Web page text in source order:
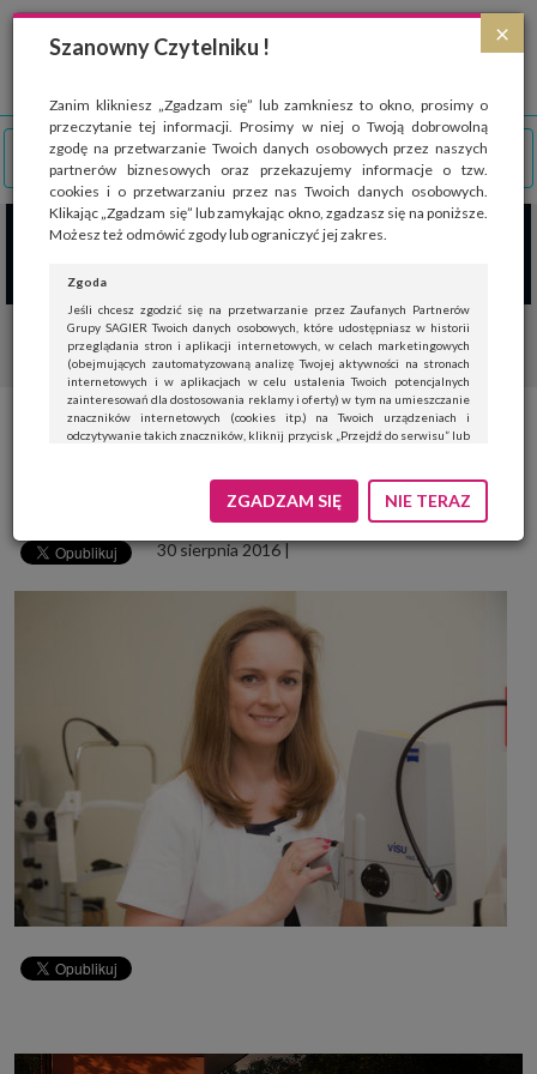
×
Szanowny Czytelniku !
Zanim klikniesz „Zgadzam się” lub zamkniesz to okno, prosimy o
przeczytanie tej informacji. Prosimy w niej o Twoją dobrowolną
zgodę na przetwarzanie Twoich danych osobowych przez naszych
partnerów biznesowych oraz przekazujemy informacje o tzw.
cookies i o przetwarzaniu przez nas Twoich danych osobowych.
Klikając „Zgadzam się” lub zamykając okno, zgadzasz się na poniższe.
Możesz też odmówić zgody lub ograniczyć jej zakres.
Zgoda
Jeśli chcesz zgodzić się na przetwarzanie przez Zaufanych Partnerów
Grupy SAGIER Twoich danych osobowych, które udostępniasz w historii
przeglądania stron i aplikacji internetowych, w celach marketingowych
(obejmujących zautomatyzowaną analizę Twojej aktywności na stronach
internetowych i w aplikacjach w celu ustalenia Twoich potencjalnych
zainteresowań dla dostosowania reklamy i oferty) w tym na umieszczanie
znaczników internetowych (cookies itp.) na Twoich urządzeniach i
odczytywanie takich znaczników, kliknij przycisk „Przejdź do serwisu” lub
Jeśli nie chcesz wyrazić zgody, kliknij „Nie teraz”.
Wyrażenie zgody jest dobrowolne. Możesz edytować zakres zgody, w tym
Powyższa zgoda dotyczy przetwarzania Twoich danych osobowych w celach
mediowe i podobne organizacje, z którymi Grupa SAGIER współpracuje.
Podmioty z Grupy SAGIER w ramach udostępnianych przez siebie usług
internetowych przetwarzają Twoje dane we własnych celach
marketingowych w oparciu o prawnie uzasadniony, wspólny interes
podmiotów Grupy SAGIER. Przetwarzanie takie nie wymaga dodatkowej
zgody z Twojej strony, ale możesz mu się w każdej chwili sprzeciwić. O ile
nie zdecydujesz inaczej, dokonując stosownych zmian ustawień w Twojej
przeglądarce, podmioty z Grupy SAGIER będą również instalować na
Twoich urządzeniach pliki cookies i podobne oraz odczytywać informacje z
takich plików. Bliższe informacje o cookies znajdziesz w akapicie
„Cookies” pod koniec tej informacji.
Administrator danych osobowych
Administratorami Twoich danych są podmioty z Grupy SAGIER czyli
podmioty z grupy kapitałowej SAGIER, w której skład wchodzą Sagier Sp. z
o.o. ul. Cegielniana 18c/3, 35-310 Rzeszów oraz Podmioty Zależne.
Ponadto, w świetle obowiązującego prawa, administratorami Twoich
danych w ramach poszczególnych Usług mogą być również Zaufani
PODMIIOTY ZALEŻNE:
https://modnieizdrowo.pl/
ZGADZAM SIĘ NIE TERAZ
Strona wykorzystuje pliki cookies, które służą głównie do celów statystycznych.
Wyrażając zgodę na używanie 'cookies', zezwalasz na zapisanie ich w pamięci
przeglądarki. Przejdź do
polityki cookies
Katarzyna Rusin-Kaczorowska
Fot. Tadeusz Poźniak
30 sierpnia 2016|